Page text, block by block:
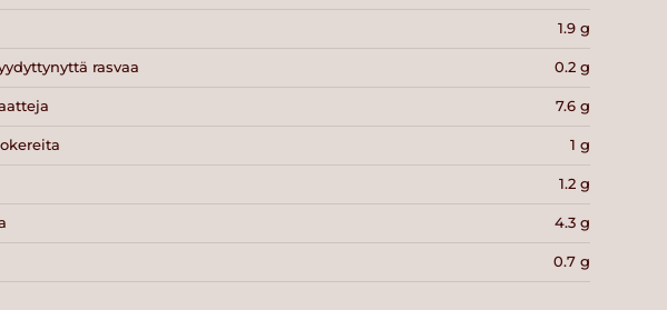
1.9 g
rasvaa 0.2 g
7.6 g
1 g
1.2 g
4.3 g
0.7 g